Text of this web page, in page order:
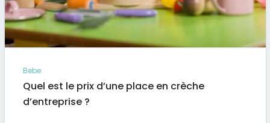
Bebe
Quel est le prix d’une place en crèche
d’entreprise ?